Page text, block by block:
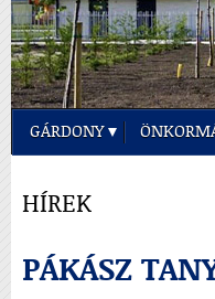
GÁRDONY
HÍREK
PÁKÁSZ